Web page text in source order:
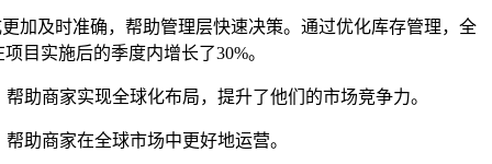
加及时准确，帮助管理层快速决策。通过优化库存管理，全
目实施后的季度内增长了30%。
助商家实现全球化布局，提升了他们的市场竞争力。
助商家在全球市场中更好地运营。